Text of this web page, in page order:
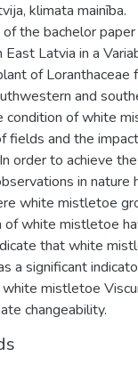
klimata mainība.
the bachelor
East Latvia in a
of
and
condition of white
fields and the
order to achieve
in nature
white mistletoe
of white mistletoe
that white
a significant
mistletoe
changeability.